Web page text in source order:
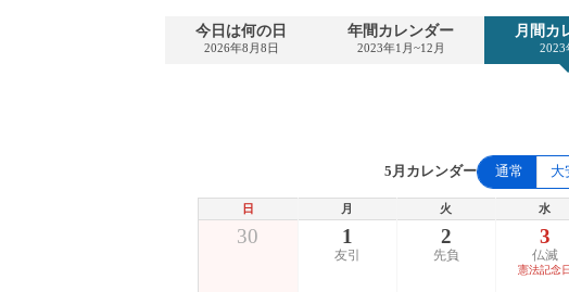
今日は何の日
2026年8月8日
年間カレンダー
2023年1月~12月
月間カ
2023
5月カレンダー 通常 大
日 月 火 水
30 1
友引
2
先負
3
仏滅
憲法記念日